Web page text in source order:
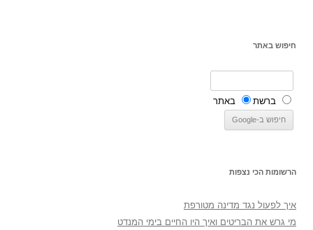
חיפוש באתר
ברשת באתר
הרשומות הכי נצפות
איך לפעול נגד מדינה מטורפת
מי גרש את הבריטים ואיך היו החיים בימי המנדט